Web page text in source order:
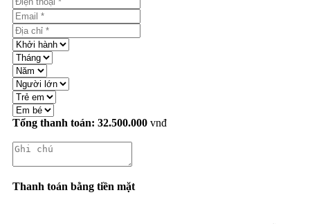
Tổng thanh toán: 32.500.000 vnđ
Thanh toán bằng tiền mặt